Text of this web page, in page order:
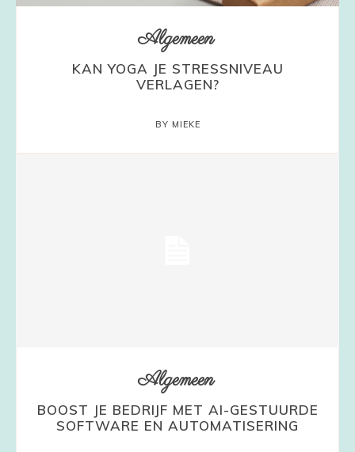
Algemeen
KAN YOGA JE STRESSNIVEAU
VERLAGEN?
BY MIEKE
Algemeen
BOOST JE BEDRIJF MET AI-GESTUURDE
SOFTWARE EN AUTOMATISERING